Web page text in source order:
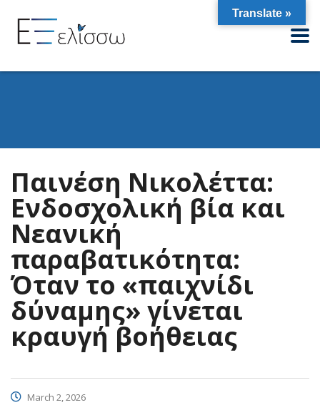
Παινέση Νικολέττα:
Ενδοσχολική βία και
Νεανική
παραβατικότητα:
Όταν το «παιχνίδι
δύναμης» γίνεται
κραυγή βοήθειας
March 2, 2026
Translate »